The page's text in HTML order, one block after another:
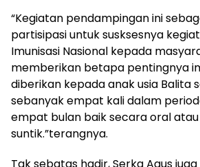
“Kegiatan pendampingan ini
partisipasi untuk susksesnya
Imunisasi Nasional kepada
memberikan betapa pentingnya
diberikan kepada anak usia Balita
sebanyak empat kali dalam
empat bulan baik secara oral
suntik.”terangnya.